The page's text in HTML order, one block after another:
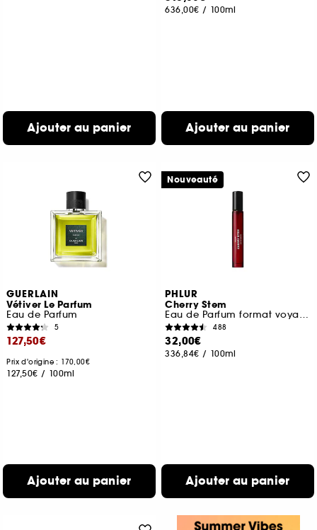
Ajouter au panier
636,00€ / 100ml
Ajouter au panier
GUERLAIN
Vétiver Le Parfum
Eau de Parfum
5
127,50€
Prix d'origine : 170,00€
127,50€ / 100ml
Ajouter au panier
PHLUR
Cherry Stem
Eau de Parfum format voyage
488
32,00€
336,84€ / 100ml
Ajouter au panier
Nouveauté